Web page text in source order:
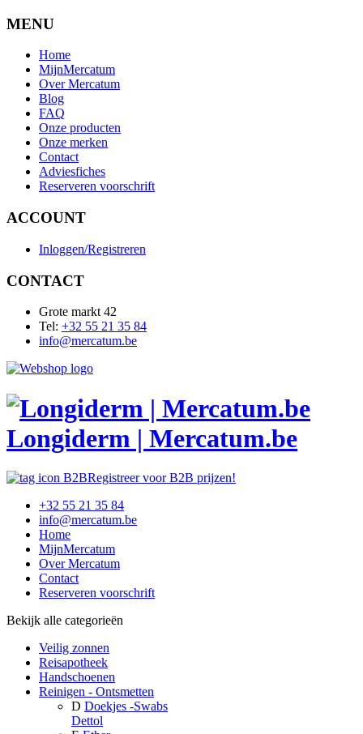
MENU
Home
MijnMercatum
Over Mercatum
Blog
FAQ
Onze producten
Onze merken
Contact
Adviesfiches
Reserveren voorschrift
ACCOUNT
Inloggen/Registreren
CONTACT
Grote markt 42
Tel: +32 55 21 35 84
info@mercatum.be
Longiderm | Mercatum.be
Registreer voor B2B prijzen!
+32 55 21 35 84
info@mercatum.be
Home
MijnMercatum
Over Mercatum
Contact
Reserveren voorschrift
Bekijk alle categorieën
Veilig zonnen
Reisapotheek
Handschoenen
Reinigen - Ontsmetten
D Doekjes -Swabs
Dettol